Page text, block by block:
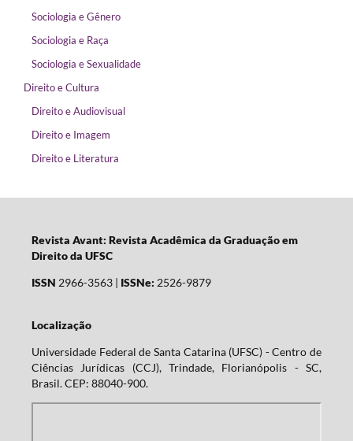
Sociologia e Gênero
Sociologia e Raça
Sociologia e Sexualidade
Direito e Cultura
Direito e Audiovisual
Direito e Imagem
Direito e Literatura
Revista Avant: Revista Acadêmica da Graduação em
Direito da UFSC
ISSN 2966-3563 | ISSNe: 2526-9879
Localização
Universidade Federal de Santa Catarina (UFSC) - Centro de
Ciências Jurídicas (CCJ), Trindade, Florianópolis - SC,
Brasil. CEP: 88040-900.